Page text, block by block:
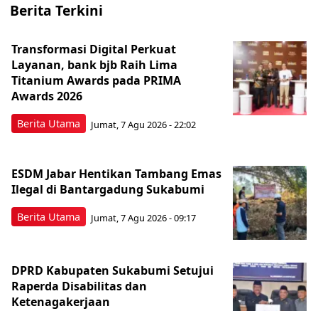
Berita Terkini
Berita Utama
Transformasi Digital Perkuat
Layanan, bank bjb Raih Lima
Titanium Awards pada PRIMA
Awards 2026
Jumat, 7 Agu 2026 - 22:02
Berita Utama
ESDM Jabar Hentikan Tambang Emas
Ilegal di Bantargadung Sukabumi
Jumat, 7 Agu 2026 - 09:17
DPRD Kabupaten Sukabumi Setujui
Raperda Disabilitas dan
Ketenagakerjaan